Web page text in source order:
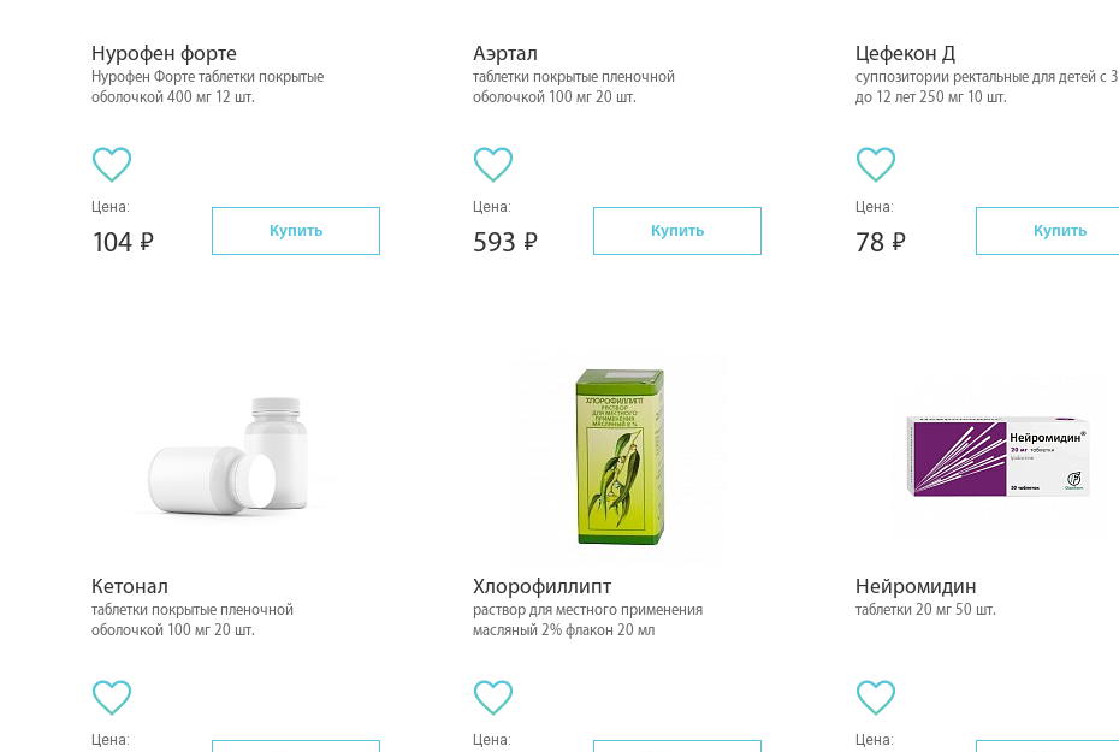
Нурофен форте
Нурофен Форте таблетки покрытые
оболочкой 400 мг 12 шт.
Цена:
104 Купить
Аэртал
таблетки покрытые пленочной
оболочкой 100 мг 20 шт.
Цена:
593 Купить
Цефекон Д
суппозитории ректальные для детей с 3
до 12 лет 250 мг 10 шт.
Цена:
78 Купить
Кетонал
таблетки покрытые пленочной
оболочкой 100 мг 20 шт.
Цена:
Хлорофиллипт
раствор для местного применения
масляный 2% флакон 20 мл
Цена:
Нейромидин
таблетки 20 мг 50 шт.
Цена: